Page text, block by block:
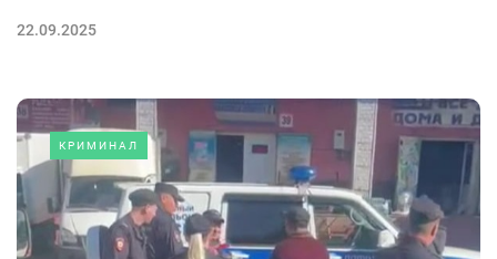
22.09.2025
КРИМИНАЛ